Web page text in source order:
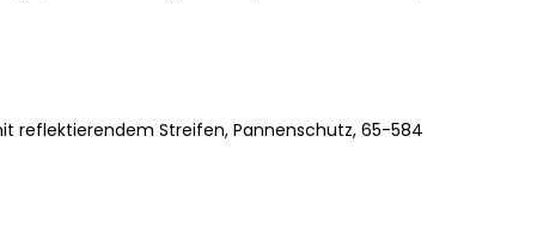
reflektierendem Streifen, Pannenschutz, 65-584